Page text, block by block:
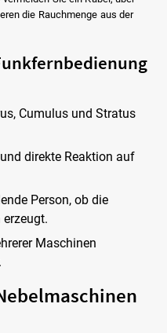
die Rauchmenge aus der
Cumulus und Stratus
direkte Reaktion auf
Person, ob die
Maschinen